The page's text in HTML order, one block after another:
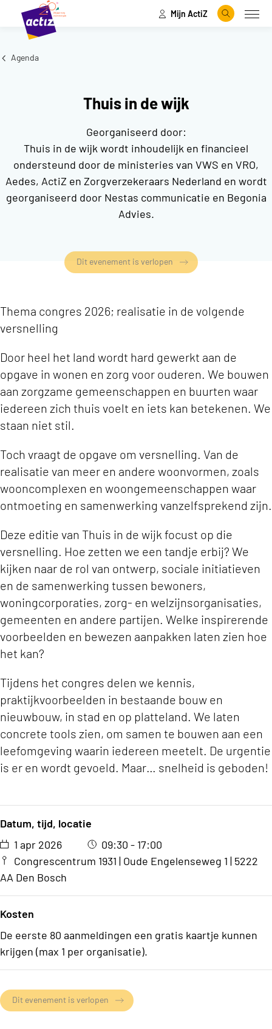
Naar hoofdinhoud
Naar menu Mijn ActiZ
Zoeken
Agenda
Thuis in de wijk
Georganiseerd door:
Thuis in de wijk wordt inhoudelijk en financieel
ondersteund door de ministeries van VWS en VRO,
Aedes, ActiZ en Zorgverzekeraars Nederland en wordt
georganiseerd door Nestas communicatie en Begonia
Advies.
Dit evenement is verlopen
Thema congres 2026; realisatie in de volgende
versnelling
Door heel het land wordt hard gewerkt aan de
opgave in wonen en zorg voor ouderen. We bouwen
aan zorgzame gemeenschappen en buurten waar
iedereen zich thuis voelt en iets kan betekenen. We
staan niet stil.
Toch vraagt de opgave om versnelling. Van de
realisatie van meer en andere woonvormen, zoals
wooncomplexen en woongemeenschappen waar
ontmoeting en samenwerking vanzelfsprekend zijn.
Deze editie van Thuis in de wijk focust op die
versnelling. Hoe zetten we een tandje erbij? We
kijken naar de rol van ontwerp, sociale initiatieven
en de samenwerking tussen bewoners,
woningcorporaties, zorg- en welzijnsorganisaties,
gemeenten en andere partijen. Welke inspirerende
voorbeelden en bewezen aanpakken laten zien hoe
het kan?
Tijdens het congres delen we kennis,
praktijkvoorbeelden in bestaande bouw en
nieuwbouw, in stad en op platteland. We laten
concrete tools zien, om samen te bouwen aan een
leefomgeving waarin iedereen meetelt. De urgentie
is er en wordt gevoeld. Maar… snelheid is geboden!
Datum, tijd, locatie
1 apr 2026
09:30 - 17:00
Congrescentrum 1931 | Oude Engelenseweg 1 | 5222
AA Den Bosch
Kosten
De eerste 80 aanmeldingen een gratis kaartje kunnen
krijgen (max 1 per organisatie).
Dit evenement is verlopen